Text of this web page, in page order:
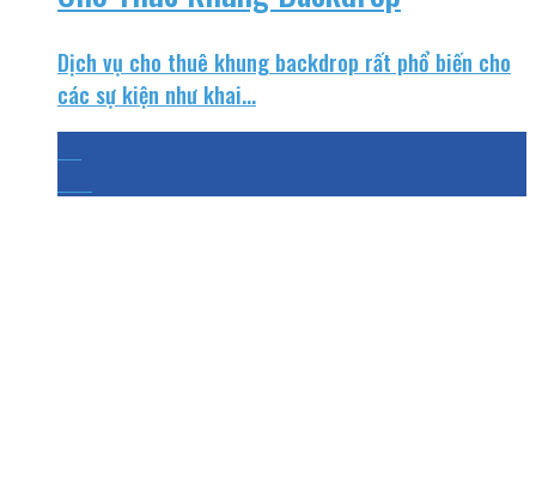
Dịch vụ cho thuê khung backdrop rất phổ biến cho
các sự kiện như khai...